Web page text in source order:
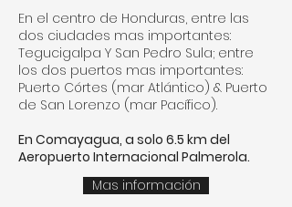
En el centro de Honduras, entre las
dos ciudades mas importantes:
Tegucigalpa Y San Pedro Sula; entre
los dos puertos mas importantes:
Puerto Córtes (mar Atlántico) & Puerto
de San Lorenzo (mar Pacífico).
En Comayagua, a solo 6.5 km del
Aeropuerto Internacional Palmerola.
Mas información